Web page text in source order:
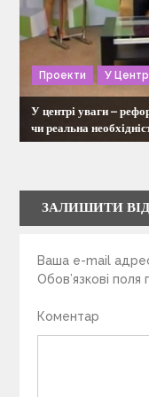
Проекти У
У центрі уваги –
чи реальна
ЗАЛИШИТИ
Ваша e-mail
Обов’язкові поля
Коментар